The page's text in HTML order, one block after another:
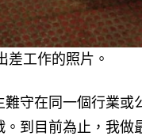
差工作的照片。
守在同一個行業或
到目前為止，我做